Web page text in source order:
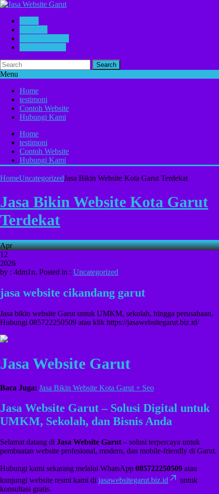
Search
Menu
Home
testimoni
Contoh Website
Hubungi Kami
Home
testimoni
Contoh Website
Hubungi Kami
HomeUncategorizedJasa Bikin Website Kota Garut Terdekat
Jasa Bikin Website Kota Garut
Terdekat
Apr
12
2026
by : 4dm1n. Posted in : Uncategorized
jasa website cikandang garut
Jasa bikin website Garut untuk UMKM, sekolah, hingga perusahaan.
Hubungi 085722250509 atau klik https://jasawebsitegarut.biz.id/
Jasa Website Garut
Baca Juga: Jasa Bikin Website Kota Garut + Seo
Jasa Website Garut – Solusi Digital untuk
UMKM, Sekolah, dan Bisnis Anda
Selamat datang di Jasa Website Garut – solusi terpercaya untuk
pembuatan website profesional, modern, dan mobile-friendly di Garut.
Hubungi kami sekarang melalui WhatsApp 085722250509 atau
kunjungi website resmi kami di jasawebsitegarut.biz.id
untuk
konsultasi gratis.